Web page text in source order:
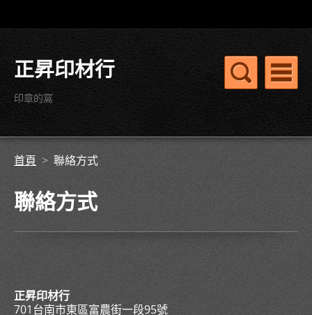
正昇印材行
印章的窩
首頁 > 聯絡方式
聯絡方式
正昇印材行
701台南市東區富農街一段95號